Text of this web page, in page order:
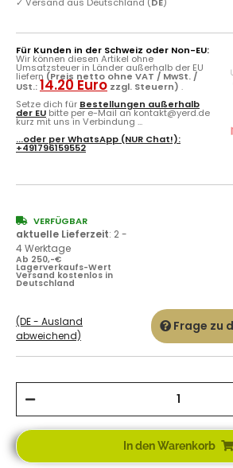
Für Kunden in der Schweiz oder Non-EU:
Wir können diesen Artikel ohne
Umsatzsteuer in Länder außerhalb der EU
liefern (Preis netto ohne VAT / MwSt. /
USt.:14.20 Euro zzgl. Steuern) .
Setze dich für Bestellungen außerhalb
der EU bitte per e-Mail an kontakt@yerd.de
kurz mit uns in Verbindung ...
...oder perWhatsApp (NUR Chat!):
+491796159552
VERFÜGBAR
aktuelle Lieferzeit: 2 -
4 Werktage
Ab 250,-€
Lagerverkaufs-Wert
Versand kostenlos in
Deutschland
(DE - Ausland
abweichend)
Frage zu
In den Warenkorb